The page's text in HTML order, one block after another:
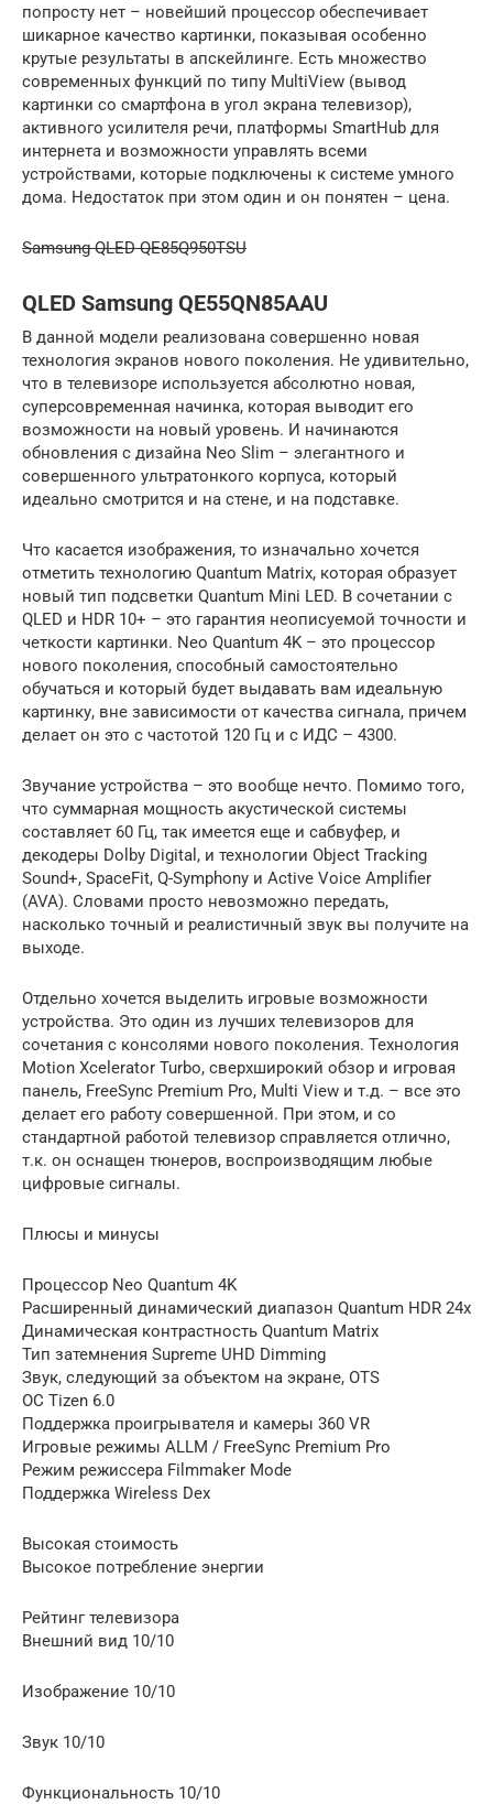
попросту нет – новейший процессор обеспечивает
шикарное качество картинки, показывая особенно
крутые результаты в апскейлинге. Есть множество
современных функций по типу MultiView (вывод
картинки со смартфона в угол экрана телевизор),
активного усилителя речи, платформы SmartHub для
интернета и возможности управлять всеми
устройствами, которые подключены к системе умного
дома. Недостаток при этом один и он понятен – цена.
Samsung QLED QE85Q950TSU
QLED Samsung QE55QN85AAU
В данной модели реализована совершенно новая
технология экранов нового поколения. Не удивительно,
что в телевизоре используется абсолютно новая,
суперсовременная начинка, которая выводит его
возможности на новый уровень. И начинаются
обновления с дизайна Neo Slim – элегантного и
совершенного ультратонкого корпуса, который
идеально смотрится и на стене, и на подставке.
Что касается изображения, то изначально хочется
отметить технологию Quantum Matrix, которая образует
новый тип подсветки Quantum Mini LED. В сочетании с
QLED и HDR 10+ – это гарантия неописуемой точности и
четкости картинки. Neo Quantum 4K – это процессор
нового поколения, способный самостоятельно
обучаться и который будет выдавать вам идеальную
картинку, вне зависимости от качества сигнала, причем
делает он это с частотой 120 Гц и с ИДС – 4300.
Звучание устройства – это вообще нечто. Помимо того,
что суммарная мощность акустической системы
составляет 60 Гц, так имеется еще и сабвуфер, и
декодеры Dolby Digital, и технологии Object Tracking
Sound+, SpaceFit, Q-Symphony и Active Voice Amplifier
(AVA). Словами просто невозможно передать,
насколько точный и реалистичный звук вы получите на
выходе.
Отдельно хочется выделить игровые возможности
устройства. Это один из лучших телевизоров для
сочетания с консолями нового поколения. Технология
Motion Xcelerator Turbo, сверхширокий обзор и игровая
панель, FreeSync Premium Pro, Multi View и т.д. – все это
делает его работу совершенной. При этом, и со
стандартной работой телевизор справляется отлично,
т.к. он оснащен тюнеров, воспроизводящим любые
цифровые сигналы.
Плюсы и минусы
Процессор Neo Quantum 4K
Расширенный динамический диапазон Quantum HDR 24x
Динамическая контрастность Quantum Matrix
Тип затемнения Supreme UHD Dimming
Звук, следующий за объектом на экране, OTS
ОС Tizen 6.0
Поддержка проигрывателя и камеры 360 VR
Игровые режимы ALLM / FreeSync Premium Pro
Режим режиссера Filmmaker Mode
Поддержка Wireless Dex
Высокая стоимость
Высокое потребление энергии
Рейтинг телевизора
Внешний вид 10/10
Изображение 10/10
Звук 10/10
Функциональность 10/10